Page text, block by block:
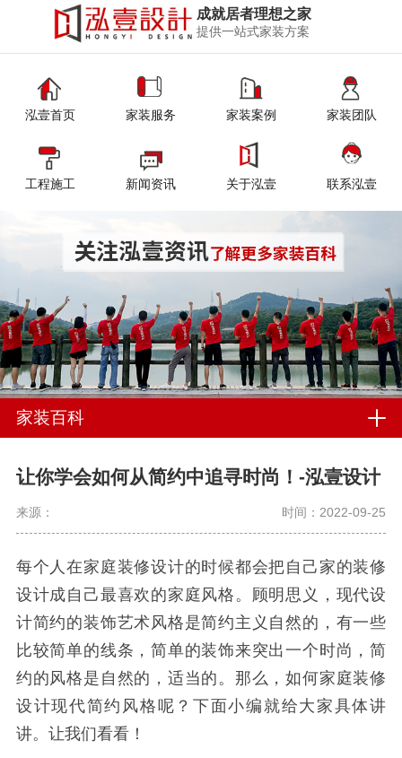
成就居者理想之家
提供一站式家装方案
泓壹首页 家装服务 家装案例 家装团队
工程施工 新闻资讯 关于泓壹 联系泓壹
家装百科
让你学会如何从简约中追寻时尚！-泓壹设计
来源： 时间：2022-09-25
每个人在家庭装修设计的时候都会把自己家的装修
设计成自己最喜欢的家庭风格。顾明思义，现代设
计简约的装饰艺术风格是简约主义自然的，有一些
比较简单的线条，简单的装饰来突出一个时尚，简
约的风格是自然的，适当的。那么，如何家庭装修
设计现代简约风格呢？下面小编就给大家具体讲
讲。让我们看看！